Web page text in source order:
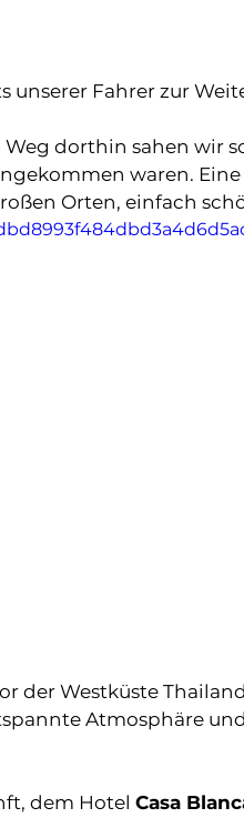
unserer Fahrer zur
dorthin sahen wir
waren.
Orten, einfach
der Westküste
Atmosphäre
dem Hotel Casa